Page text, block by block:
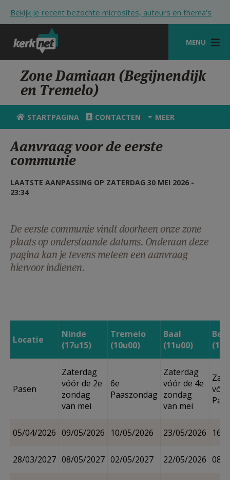
Bekijk je recent bezochte microsites, auteurs en thema's
MENU
STARTPAGINA
KERK
VIERINGEN
ZOEKEN
HULP
AANMELDEN OF REGISTREREN
Zone Damiaan (Begijnendijk
en Tremelo)
STARTPAGINA CONTACTEN MEER
Aanvraag voor de eerste
communie
LAATSTE AANPASSING OP ZATERDAG 30 MEI 2026 -
23:34
De eerste communie vindt doorheen onze zone
plaats op onderstaande datums. Onderaan deze
pagina kan je tevens meteen een aanvraag
hiervoor indienen.
Locatie
Ninde
(17u15)
Tremelo
(10u00)
Baal
(11u00)
Pasen
Zaterdag
vóór de 2e
zondag
van mei
6e
Paaszondag
Zaterdag
vóór de 4e
zondag
van mei
05/04/2026 09/05/2026 10/05/2026 23/05/2026 16/
28/03/2027 08/05/2027 02/05/2027 22/05/2026 08/